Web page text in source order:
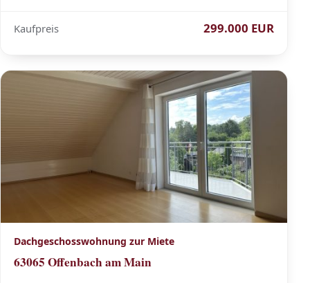
Kaufpreis 299.000 EUR
Dachgeschosswohnung zur Miete
63065 Offenbach am Main